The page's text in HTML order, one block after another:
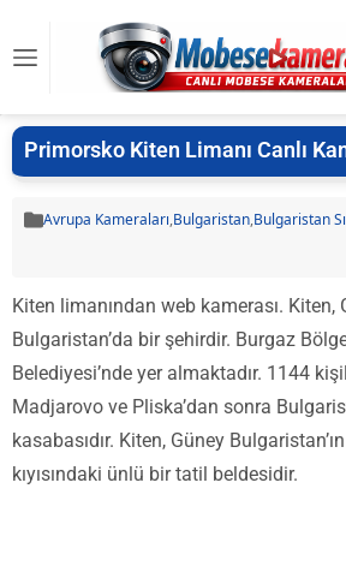
Primorsko Kiten Limanı Canlı
Avrupa Kameraları,Bulgaristan,Bulgaristan
Kiten limanından web kamerası. Kiten,
Bulgaristan’da bir şehirdir. Burgaz
Belediyesi’nde yer almaktadır. 1144
Madjarovo ve Pliska’dan sonra
kasabasıdır. Kiten, Güney
kıyısındaki ünlü bir tatil beldesidir.